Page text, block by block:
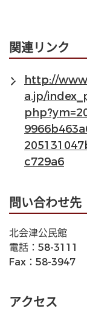
関連リンク
http://
a.jp/
c729a6
問い合わせ先
北会津公民館
電話：58-3111
Fax：58-3947
アクセス